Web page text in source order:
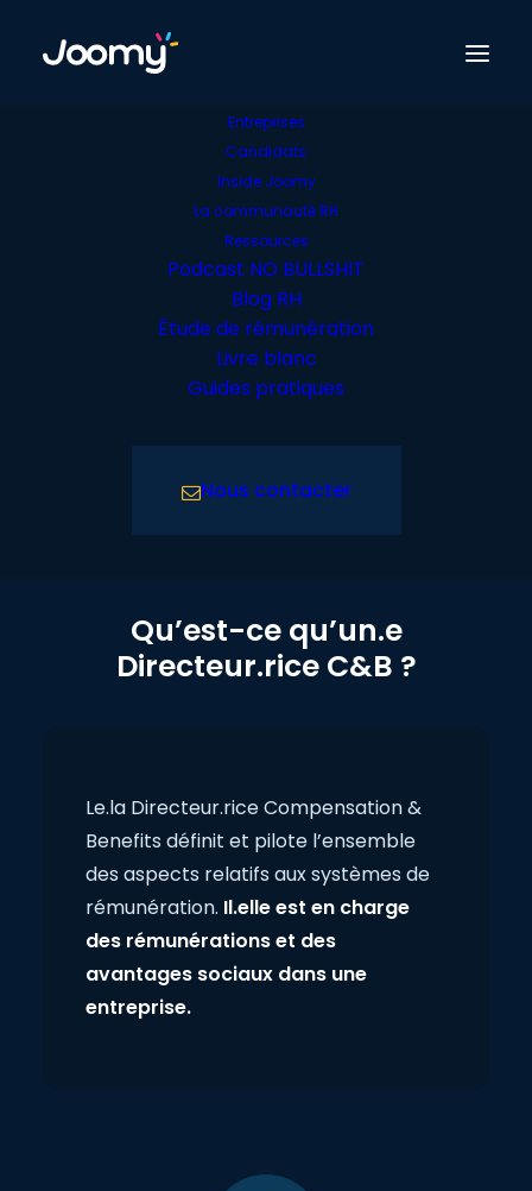
Entreprises
Candidats
Inside Joomy
La communauté RH
Ressources
Podcast NO BULLSHIT
Blog RH
Étude de rémunération
Livre blanc
Guides pratiques
Nous contacter
Compensation
Directeur.rice C&B
Le.la Directeur.rice Compensation &
Benefits définit et pilote l’ensemble
des aspects relatifs aux systèmes de
rémunération. Il.elle est en charge
des rémunérations et des
avantages sociaux dans une
entreprise.
Qu’est-ce qu’un.e
Directeur.rice C&B ?